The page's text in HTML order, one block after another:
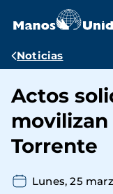
contenido
Ruta
navegación
Noticias
Actos
movilizan
Torrente
Lunes, 25